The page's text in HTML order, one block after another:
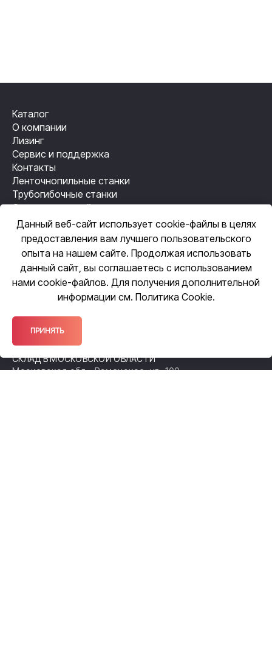
Каталог
О компании
Лизинг
Сервис и поддержка
Контакты
Ленточнопильные станки
Трубогибочные станки
Станки лазерной резки
Резьбонакатные станки
Механизация сварки
Автоматизация сварки
ЦЕНТРАЛЬНЫЙ ОФИС
109518, Москва, ул. Грайвороновская,
ОФИС ПРОДАЖ
140105, Московская обл., Раменское,
ул. Чугунова, 38А
СКЛАД В МОСКОВСКОЙ ОБЛАСТИ
Московская обл., Раменское, ул. 100-
Данный веб-сайт использует cookie-файлы в целях
предоставления вам лучшего пользовательского
опыта на нашем сайте. Продолжая использовать
данный сайт, вы соглашаетесь с использованием
нами cookie-файлов. Для получения дополнительной
информации см. Политика Cookie.
ПРИНЯТЬ